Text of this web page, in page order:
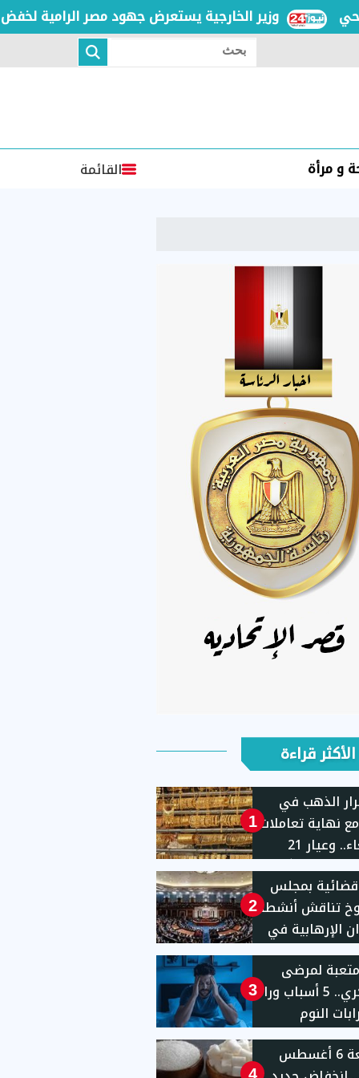
وزير الخارجية يستعرض جهود مصر الرامية لخفض
بحث
و مرأة القائمة
الأكثر قراءة
1
الذهب في
نهاية تعاملات
الأربعاء.. وعيار 21
2
قضائية بمجلس
تناقش أنشطة
الإرهابية في
المتحدة
3
لمرضى
السكري.. 5 أسباب وراء
النوم
4
الجمعة 6 أغسطس